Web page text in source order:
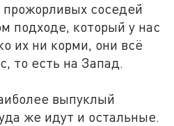
соседей
подходе, который у нас
их ни корми, они всё
то есть на Запад.
выпуклый
же идут и остальные.